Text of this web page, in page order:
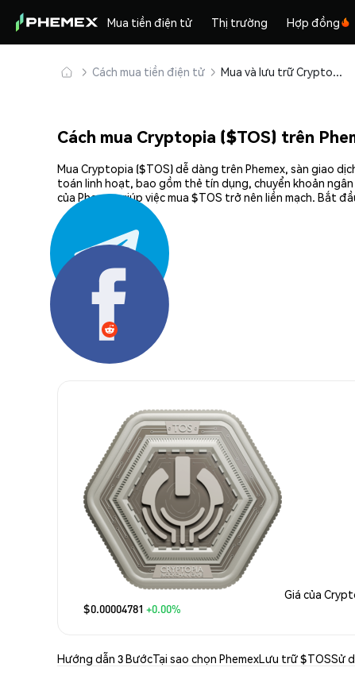
Mua tiền điện tử Thị trường Hợp đồng
Cách mua tiền điện tử Mua và lưu trữ Cryptopia ($TOS) an toàn
Cách mua Cryptopia ($TOS) trên
Mua Cryptopia ($TOS) dễ dàng trên Phemex, sàn giao
toán linh hoạt, bao gồm thẻ tín dụng, chuyển khoản
của Phemex giúp việc mua $TOS trở nên liền mạch. Bắt
Chia sẻ:
Giá của
$0.00004781 +0.00%
Hướng dẫn 3 BướcTại sao chọn PhemexLưu trữ $TOSSử